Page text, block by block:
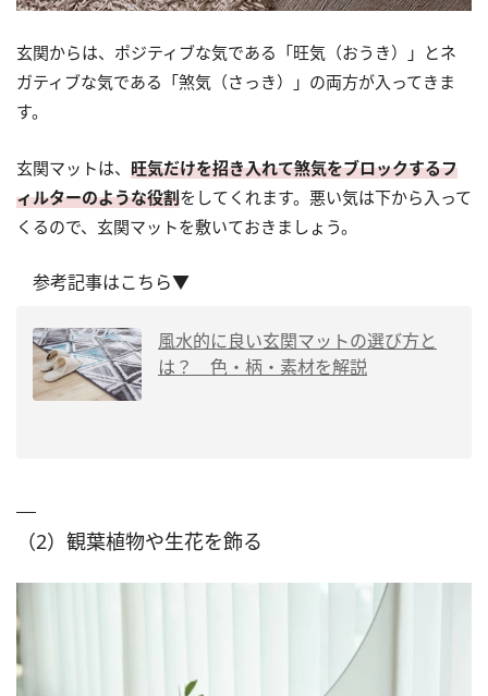
玄関からは、ポジティブな気である「旺気（おうき）」とネ
ガティブな気である「煞気（さっき）」の両方が入ってきま
す。
玄関マットは、 旺気だけを招き入れて煞気をブロックするフ
ィルターのような役割をしてくれます。悪い気は下から入って
くるので、玄関マットを敷いておきましょう。
参考記事はこちら▼
風水的に良い玄関マットの選び方と
は？ 色・柄・素材を解説
（2）観葉植物や生花を飾る